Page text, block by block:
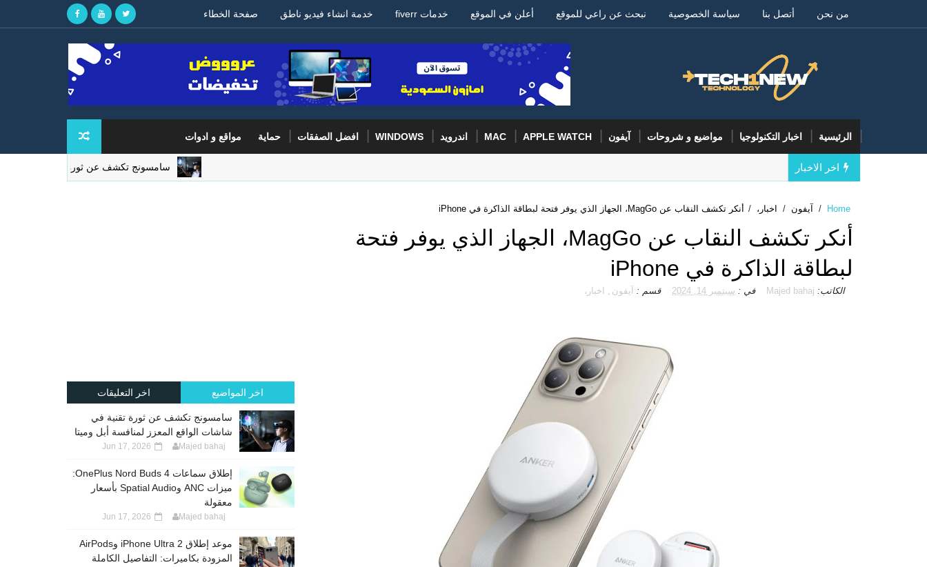
من نحن أتصل بنا سياسة الخصوصية نبحث عن راعي للموقع أعلن في الموقع خدمات fiverr خدمة انشاء فيديو ناطق صفحة الخطاء
الرئيسية اخبار التكنولوجيا مواضيع و شروحات آيفون APPLE WATCH
MAC اندرويد WINDOWS افضل الصفقات حماية مواقع و ادوات
اخر الاخبار سامسونج تكشف عن ثورة تقنية في شاشات الواقع
Home
/ آيفون / اخبار، / أنكر تكشف النقاب عن MagGo، الجهاز الذي يوفر فتحة لبطاقة الذاكرة في iPhone
أنكر تكشف النقاب عن MagGo، الجهاز الذي يوفر فتحة
لبطاقة الذاكرة في iPhone
الكاتب: Majed bahaj في : سبتمبر 14, 2024 قسم : آيفون , اخبار،
اخر المواضيع اخر التعليقات
سامسونج تكشف عن ثورة تقنية في
شاشات الواقع المعزز لمنافسة أبل وميتا
Majed bahaj
Jun 17, 2026
إطلاق سماعات OnePlus Nord Buds 4:
ميزات ANC وSpatial Audio بأسعار
معقولة
Majed bahaj
Jun 17, 2026
موعد إطلاق iPhone Ultra 2 وAirPods
المزودة بكاميرات: التفاصيل الكاملة